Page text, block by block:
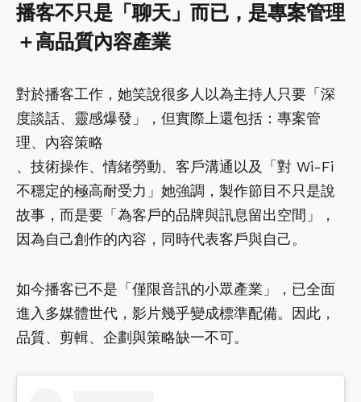
播客不只是「聊天」而已，是專案管理
＋高品質內容產業
對於播客工作，她笑說很多人以為主持人只要「深
度談話、靈感爆發」，但實際上還包括：專案管
理、內容策略
、技術操作、情緒勞動、客戶溝通以及「對 Wi-Fi
不穩定的極高耐受力」她強調，製作節目不只是說
故事，而是要「為客戶的品牌與訊息留出空間」，
因為自己創作的內容，同時代表客戶與自己。
如今播客已不是「僅限音訊的小眾產業」，已全面
進入多媒體世代，影片幾乎變成標準配備。因此，
品質、剪輯、企劃與策略缺一不可。